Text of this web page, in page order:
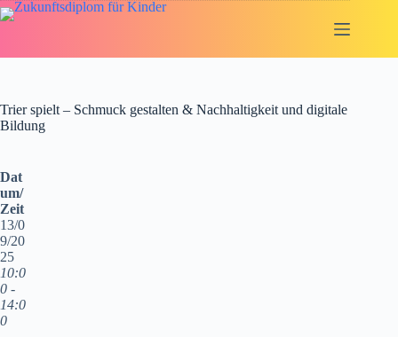
Zum
Inhalt
Trier spielt – Schmuck gestalten & Nachhaltigkeit und digitale
Bildung
Dat
um/
Zeit
13/0
9/20
25
10:0
0 -
14:0
0